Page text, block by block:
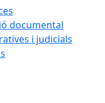
documental
i judicials